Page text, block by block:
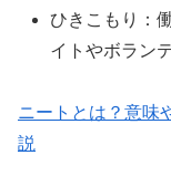
ひきこもり：
イトやボラン
ニートとは？意味
説